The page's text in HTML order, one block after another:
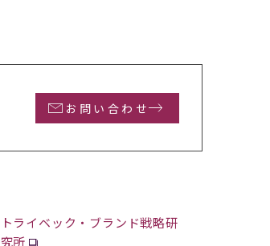
お問い合わせ
トライベック・ブランド戦略研
究所